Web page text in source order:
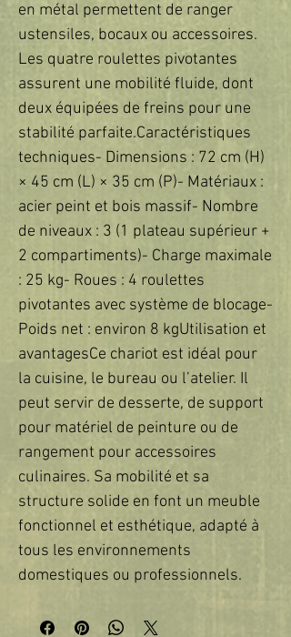
en métal permettent de ranger
ustensiles, bocaux ou accessoires.
Les quatre roulettes pivotantes
assurent une mobilité fluide, dont
deux équipées de freins pour une
stabilité parfaite.Caractéristiques
techniques- Dimensions : 72 cm (H)
× 45 cm (L) × 35 cm (P)- Matériaux :
acier peint et bois massif- Nombre
de niveaux : 3 (1 plateau supérieur +
2 compartiments)- Charge maximale
: 25 kg- Roues : 4 roulettes
pivotantes avec système de blocage-
Poids net : environ 8 kgUtilisation et
avantagesCe chariot est idéal pour
la cuisine, le bureau ou l’atelier. Il
peut servir de desserte, de support
pour matériel de peinture ou de
rangement pour accessoires
culinaires. Sa mobilité et sa
structure solide en font un meuble
fonctionnel et esthétique, adapté à
tous les environnements
domestiques ou professionnels.